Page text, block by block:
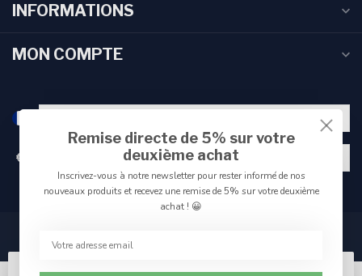
INFORMATIONS
MON COMPTE
€
Remise directe de 5% sur votre
deuxième achat
Inscrivez-vous à notre newsletter pour rester informé de nos
nouveaux produits et recevez une remise de 5% sur votre deuxième
achat ! 😀